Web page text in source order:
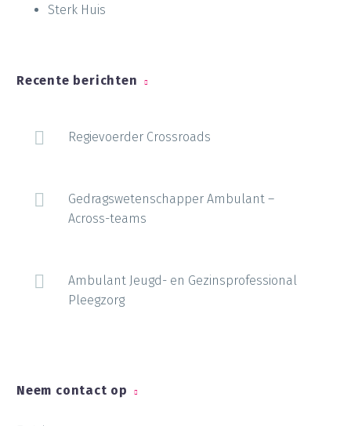
Sterk Huis
Recente berichten
Regievoerder Crossroads
Gedragswetenschapper Ambulant –
Across-teams
Ambulant Jeugd- en Gezinsprofessional
Pleegzorg
Neem contact op